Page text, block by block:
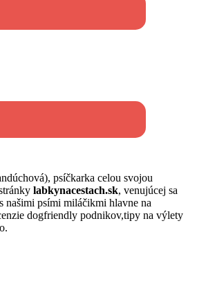
psíčkarka celou svojou
labkynacestach.sk, venujúcej sa
našimi psími miláčikmi hlavne na
dogfriendly podnikov,tipy na výlety